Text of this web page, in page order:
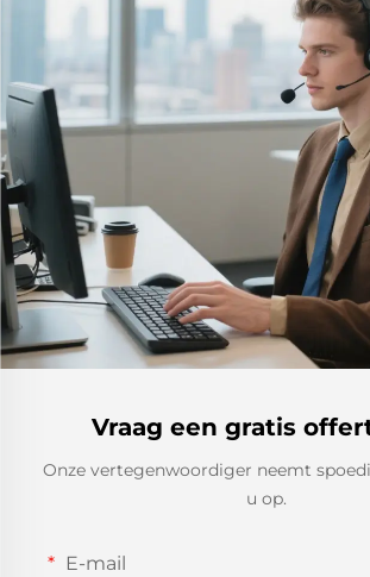
Vraag een gratis
Onze vertegenwoordiger neemt
u op.
E-mail